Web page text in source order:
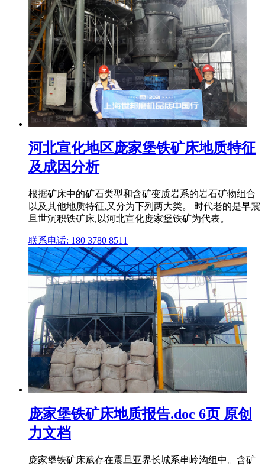
河北宣化地区庞家堡铁矿床地质特征
及成因分析
根据矿床中的矿石类型和含矿变质岩系的岩石矿物组合
以及其他地质特征,又分为下列两大类。 时代老的是早震
旦世沉积铁矿床,以河北宣化庞家堡铁矿为代表。
联系电话: 180 3780 8511
庞家堡铁矿床地质报告.doc 6页 原创
力文档
庞家堡铁矿床赋存在震旦亚界长城系串岭沟组中。含矿